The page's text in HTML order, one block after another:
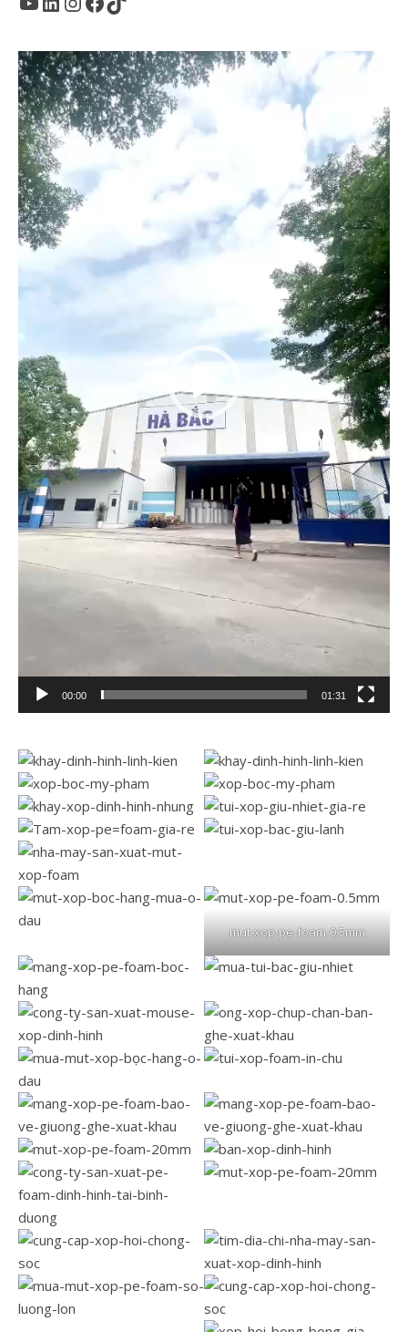
Trình
chơi
Video
00:00 01:31
mut-xop-pe-foam-0.5mm